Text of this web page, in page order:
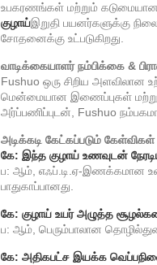
உபகரணங்கள் மற்றும்
குழாய்இறுதி பயனர்களுக்கு
சோதனைக்கு உட்படுகிறது.
வாடிக்கையாளர் நம்பிக்கை &
Fushuo ஒரு சிறிய அளவிலான
மென்மையான இணைப்புகள் மற்றும்
அர்ப்பணிப்புடன், Fushuo
அடிக்கடி கேட்கப்படும் கேள்விகள்
கே: இந்த குழாய் உணவுடன்
ப: ஆம், எஃப்.டி.ஏ-இணக்கமான
பாதுகாப்பானது.
கே: குழாய் உயர் அழுத்த
ப: ஆம், பெரும்பாலான
கே: அதிகபட்ச இயக்க